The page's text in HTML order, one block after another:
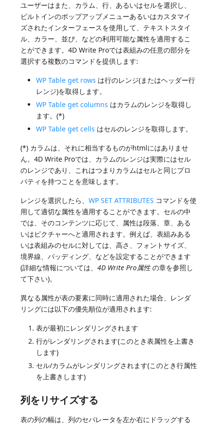
ユーザーはまた、カラム、行、あるいはセルを選択し、
ビルトインのポップアップメニューあるいはカスタマイ
ズされたインターフェースを使用して、テキストスタイ
ル、カラー、並び、などの利用可能な属性を適用するこ
とができます。4D Write Proでは表組みの任意の部分を
選択する複数のコマンドを提供します:
WP Table get rows は行のレンジ(またはヘッダー行
レンジ)を取得します。
WP Table get columns はカラムのレンジを取得し
ます。(*)
WP Table get cells はセルのレンジを取得します。
(*) カラムは、それに相当するものがhtmlにはありませ
ん。4D Write Proでは、カラムのレンジは実際にはセル
のレンジであり、これはつまりカラムはセルと同じプロ
パティを持つことを意味します。
レンジを選択したら、WP SET ATTRIBUTES コマンドを使
用して適切な属性を適用することができます。セルの中
では、そのコンテンツに応じて、属性は段落、章、ある
いはピクチャーへと適用されます。例えば、表組みある
いは表組みのセルに対しては、高さ、フォントサイズ、
境界線、パッディング、などを設定することができます
(詳細な情報については、4D Write Pro属性の章を参照し
て下さい)。
異なる属性が表の要素に同時に適用された場合、レンダ
リングには以下の優先順位が適用されます:
表が最初にレンダリングされます
行がレンダリングされます(このとき表属性を上書き
します)
セル/カラムがレンダリングされます(このとき行属性
を上書きします)
列をリサイズする
表の列の幅は、列のセパレータを左か右にドラッグする